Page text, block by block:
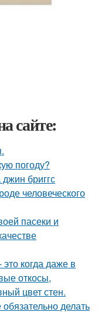
сайте:
погоду?
бриггс
человеческого
пасеки и
когда даже в
откосы,
цвет стен.
делать